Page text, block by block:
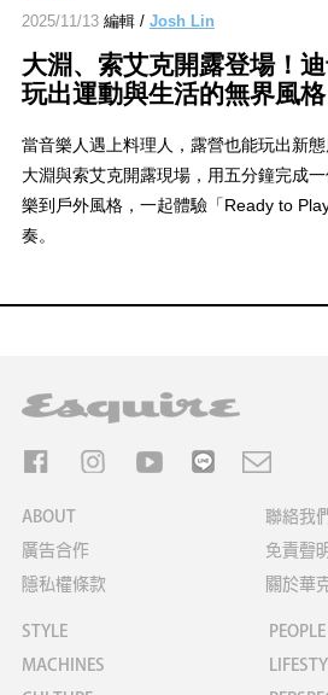
2025/11/13編輯 / Josh Lin
大淵、索艾克開露登場！迪
玩出運動與生活的無界風格
當音樂人遇上料理人，露營也能玩出新
大淵與索艾克開露現場，用五分鐘完成
樂到戶外風格，一起體驗「Ready to
奏。
ABOUT
聯絡我
廣告合作
免責聲
隱私權條款
關於華
STYLE
PEOPLE
MACHINES